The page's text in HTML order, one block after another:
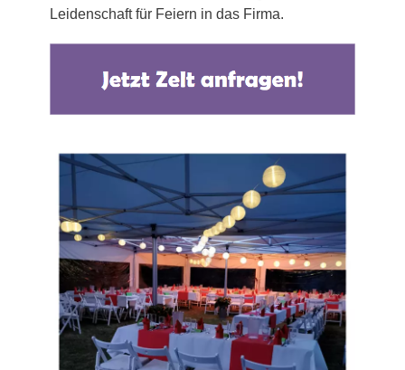
Leidenschaft für Feiern in das Firma.